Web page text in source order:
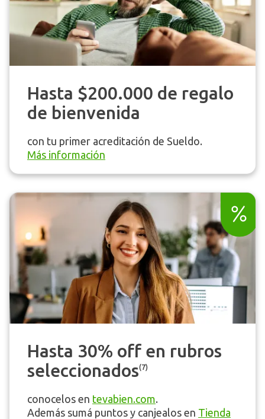
Hasta $200.000 de regalo
de bienvenida
con tu primer acreditación de Sueldo.
Más información
Hasta 30% off en rubros
seleccionados(7)
conocelos en tevabien.com.
Además sumá puntos y canjealos en Tienda